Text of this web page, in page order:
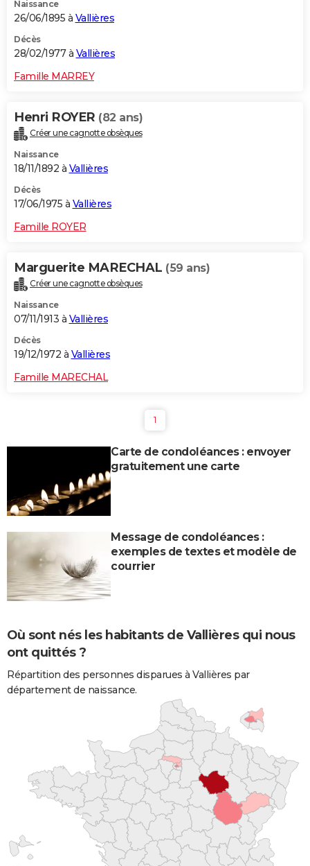
Naissance
26/06/1895 à Vallières
Décès
28/02/1977 à Vallières
Famille MARREY
Henri ROYER (82 ans)
Créer une cagnotte obsèques
Naissance
18/11/1892 à Vallières
Décès
17/06/1975 à Vallières
Famille ROYER
Marguerite MARECHAL (59 ans)
Créer une cagnotte obsèques
Naissance
07/11/1913 à Vallières
Décès
19/12/1972 à Vallières
Famille MARECHAL
1
Carte de condoléances : envoyer
gratuitement une carte
Message de condoléances :
exemples de textes et modèle de
courrier
Où sont nés les habitants de Vallières qui nous
ont quittés ?
Répartition des personnes disparues à Vallières par
département de naissance.